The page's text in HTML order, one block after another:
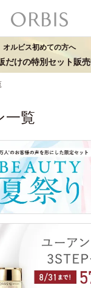
オルビス初めての方へ
だけの特別セット販売
一覧